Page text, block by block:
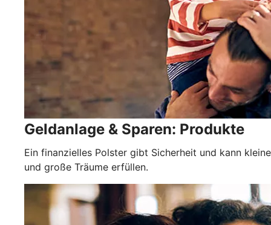
Geldanlage & Sparen: Produkte
Ein finanzielles Polster gibt Sicherheit und kann kleine
und große Träume erfüllen.